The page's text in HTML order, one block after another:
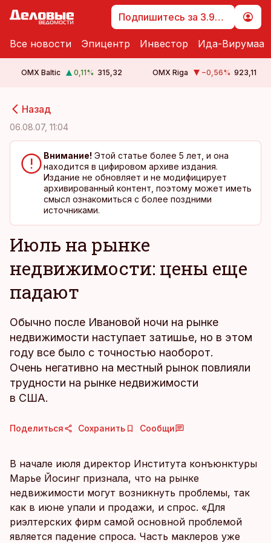
Подпишитесь за 3.99 €
Все новости Эпицентр Инвестор Ида-Вирумаа
OMX Baltic 0,11% 315,32 OMX Riga −0,56% 923,11
Назад
06.08.07, 11:04
Внимание! Этой статье более 5 лет, и она
находится в цифировом архиве издания.
Издание не обновляет и не модифицирует
архивированный контент, поэтому может иметь
смысл ознакомиться с более поздними
источниками.
Июль на рынке
недвижимости: цены еще
падают
Обычно после Ивановой ночи на рынке
недвижимости наступает затишье, но в этом
году все было с точностью наоборот.
Очень негативно на местный рынок повлияли
трудности на рынке недвижимости
в США.
Поделиться Сохранить Сообщи
В начале июля директор Института конъюнктуры
Марье Йосинг признала, что на рынке
недвижимости могут возникнуть проблемы, так
как в июне упали и продажи, и спрос. «Для
риэлтерских фирм самой основной проблемой
является падение спроса. Часть маклеров уже